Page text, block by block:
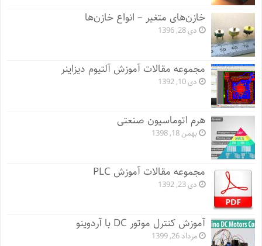
خازن‌های متغیر – انواع خازن‌ها
دی 28, 1396
مجموعه مقالات آموزش آلتیوم دیزاینر
دی 10, 1392
هرم اتوماسیون صنعتی
بهمن 18, 1398
مجموعه مقالات آموزش PLC
دی 23, 1392
آموزش کنترل موتور DC با آردوینو
مرداد 26, 1399